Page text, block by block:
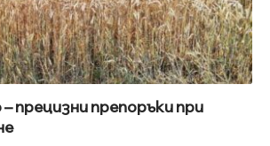
прецизни препоръки при